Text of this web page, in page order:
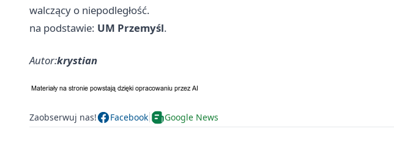
walczący o niepodległość.
na podstawie: UM Przemyśl.
Autor:krystian
Zaobserwuj nas! Facebook Google News